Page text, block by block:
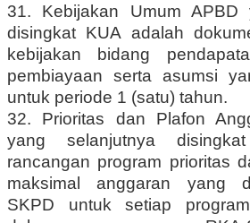
31. Kebijakan Umum APBD
disingkat KUA adalah
kebijakan bidang
pembiayaan serta asumsi
untuk periode 1 (satu) tahun.
32. Prioritas dan Plafon
yang selanjutnya
rancangan program prioritas
maksimal anggaran yang
SKPD untuk setiap